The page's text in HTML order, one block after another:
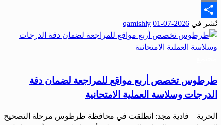
Email
Share
نُشر في 2026-07-01
qamishly
طرطوس تخصص أربع مواقع للمراجعة لضمان دقة
الدرجات وسلاسة العملية الامتحانية
الحرية – فادية مجد: انطلقت في محافظة طرطوس مرحلة التصحيح